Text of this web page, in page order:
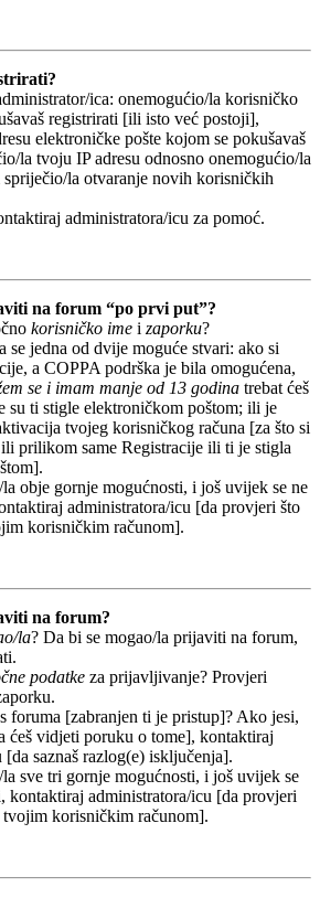
ica: onemogućio/la korisničko
registrirati [ili isto već postoji],
elektroničke pošte kojom se pokušavaš
la tvoju IP adresu odnosno onemogućio/la
la otvaranje novih korisničkih
administratora/icu za pomoć.
na forum “po prvi put”?
korisničko ime i zaporku?
se jedna od dvije moguće stvari: ako si
a COPPA podrška je bila omogućena,
se i imam manje od 13 godina trebat ćeš
su ti stigle elektroničkom poštom; ili je
tvojeg korisničkog računa [za što si
prilikom same Registracije ili ti je stigla
obje gornje mogućnosti, i još uvijek se ne
administratora/icu [da provjeri što
korisničkim računom].
na forum?
la? Da bi se mogao/la prijaviti na forum,
podatke za prijavljivanje? Provjeri
s foruma [zabranjen ti je pristup]? Ako jesi,
ćeš vidjeti poruku o tome], kontaktiraj
[da saznaš razlog(e) isključenja].
sve tri gornje mogućnosti, i još uvijek se
kontaktiraj administratora/icu [da provjeri
tvojim korisničkim računom].